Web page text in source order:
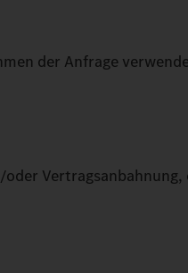
der Anfrage